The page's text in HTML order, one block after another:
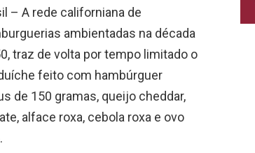
– A rede californiana de
ambientadas na década
traz de volta por tempo limitado o
feito com hambúrguer
de 150 gramas, queijo cheddar,
alface roxa, cebola roxa e ovo